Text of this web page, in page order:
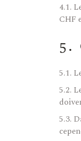
4.1.
CHF
5.1.
5.2.
5.3.